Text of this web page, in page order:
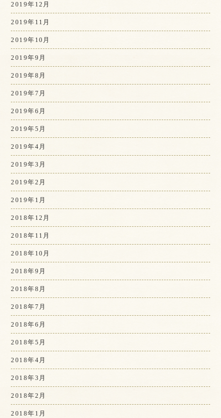
2019年12月
2019年11月
2019年10月
2019年9月
2019年8月
2019年7月
2019年6月
2019年5月
2019年4月
2019年3月
2019年2月
2019年1月
2018年12月
2018年11月
2018年10月
2018年9月
2018年8月
2018年7月
2018年6月
2018年5月
2018年4月
2018年3月
2018年2月
2018年1月